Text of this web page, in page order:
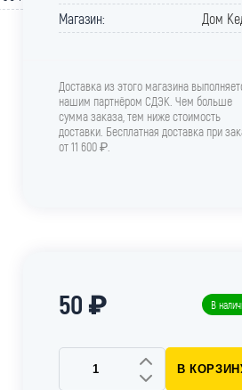
Магазин:
Дом
Доставка из этого магазина
нашим партнёром СДЭК. Чем больше
сумма заказа, тем ниже стоимость
доставки. Бесплатная доставка при
от 11 600 ₽.
50 ₽ В
В